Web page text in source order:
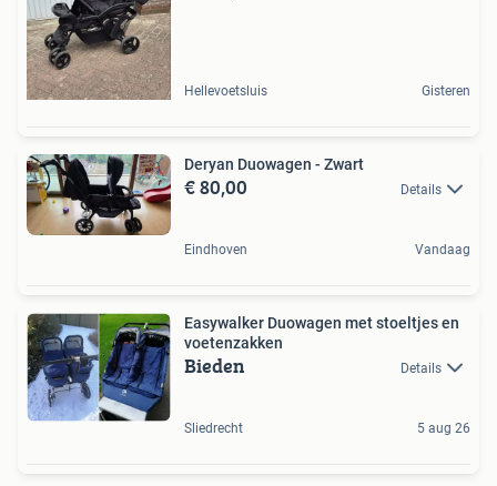
Hellevoetsluis Gisteren
Deryan Duowagen - Zwart
€ 80,00 Details
Eindhoven Vandaag
Easywalker Duowagen met stoeltjes en
voetenzakken
Bieden Details
Sliedrecht 5 aug 26